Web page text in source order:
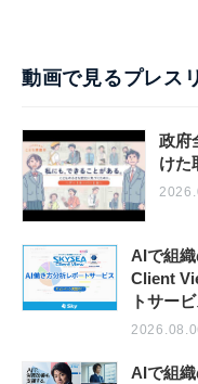
動画で見るプレス
政府
けた
AIで組
Client
トサー
AIで組